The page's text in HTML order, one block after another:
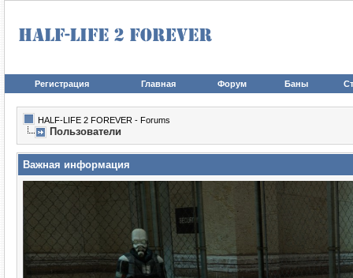
Регистрация Главная Форум Баны
HALF-LIFE 2 FOREVER - Forums
Пользователи
Важная информация